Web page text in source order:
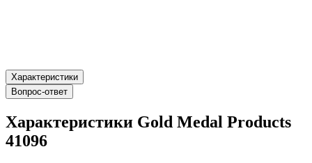
Характеристики
Вопрос-ответ
Характеристики Gold Medal Products
41096